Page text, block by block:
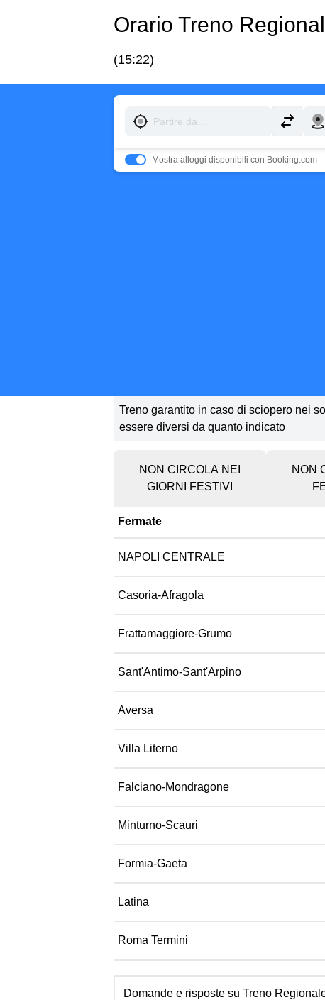
Orario Treno
(15:22)
Mostra alloggi disponibili con Booking.com
Treno garantito in caso di sciopero nei
essere diversi da quanto indicato
NON CIRCOLA NEI
GIORNI FESTIVI
NON
Fermate
NAPOLI CENTRALE
Casoria-Afragola
Frattamaggiore-Grumo
Sant'Antimo-Sant'Arpino
Aversa
Villa Literno
Falciano-Mondragone
Minturno-Scauri
Formia-Gaeta
Latina
Roma Termini
Domande e risposte su Treno